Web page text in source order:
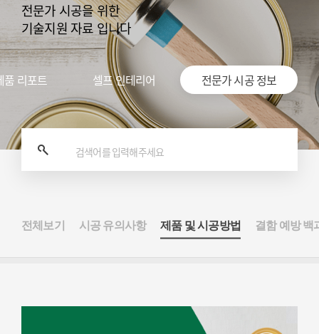
전문가 시공을 위한
기술지원 자료 입니다
품 리포트 셀프 인테리어 전문가 시공 정보
전체보기 시공 유의사항 제품 및 시공방법 결함 예방 백